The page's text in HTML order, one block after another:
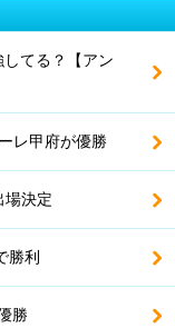
てる？【アン
レ甲府が優勝
場決定
勝利
勝